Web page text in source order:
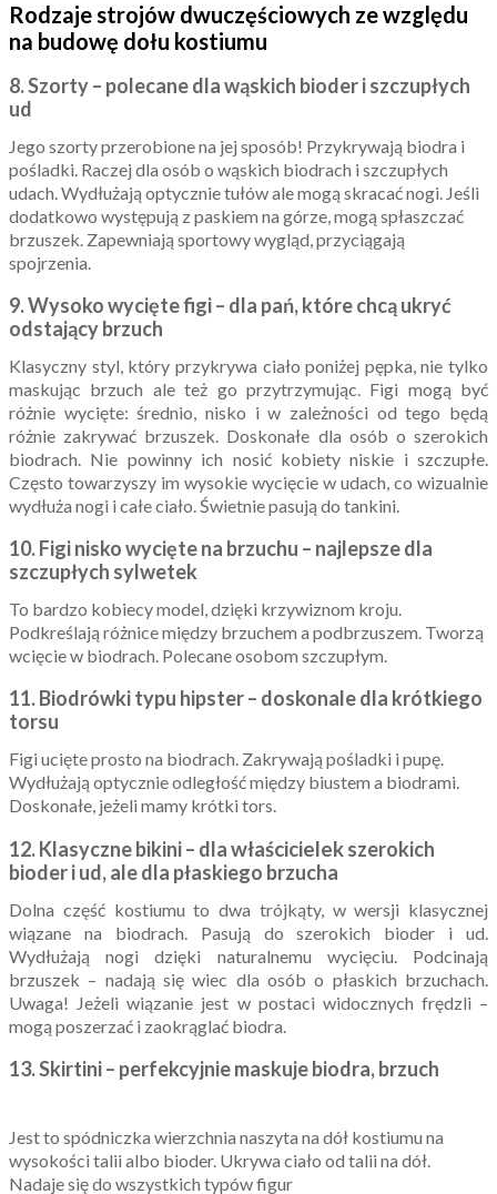
Rodzaje strojów dwuczęściowych ze względu
na budowę dołu kostiumu
8. Szorty – polecane dla wąskich bioder i szczupłych
ud
Jego szorty przerobione na jej sposób! Przykrywają biodra i
pośladki. Raczej dla osób o wąskich biodrach i szczupłych
udach. Wydłużają optycznie tułów ale mogą skracać nogi. Jeśli
dodatkowo występują z paskiem na górze, mogą spłaszczać
brzuszek. Zapewniają sportowy wygląd, przyciągają
spojrzenia.
9. Wysoko wycięte figi – dla pań, które chcą ukryć
odstający brzuch
Klasyczny styl, który przykrywa ciało poniżej pępka, nie tylko
maskując brzuch ale też go przytrzymując. Figi mogą być
różnie wycięte: średnio, nisko i w zależności od tego będą
różnie zakrywać brzuszek. Doskonałe dla osób o szerokich
biodrach. Nie powinny ich nosić kobiety niskie i szczupłe.
Często towarzyszy im wysokie wycięcie w udach, co wizualnie
wydłuża nogi i całe ciało. Świetnie pasują do tankini.
10. Figi nisko wycięte na brzuchu – najlepsze dla
szczupłych sylwetek
To bardzo kobiecy model, dzięki krzywiznom kroju.
Podkreślają różnice między brzuchem a podbrzuszem. Tworzą
wcięcie w biodrach. Polecane osobom szczupłym.
11. Biodrówki typu hipster – doskonale dla krótkiego
torsu
Figi ucięte prosto na biodrach. Zakrywają pośladki i pupę.
Wydłużają optycznie odległość między biustem a biodrami.
Doskonałe, jeżeli mamy krótki tors.
12. Klasyczne bikini – dlawłaścicielekszerokich
bioder i ud, ale dla płaskiego brzucha
Dolna część kostiumu to dwa trójkąty, w wersji klasycznej
wiązane na biodrach. Pasują do szerokich bioder i ud.
Wydłużają nogi dzięki naturalnemu wycięciu. Podcinają
brzuszek – nadają się wiec dla osób o płaskich brzuchach.
Uwaga! Jeżeli wiązanie jest w postaci widocznych frędzli –
mogą poszerzać i zaokrąglać biodra.
13. Skirtini – perfekcyjnie maskuje biodra, brzuch
Jest to spódniczka wierzchnia naszyta na dół kostiumu na
wysokości talii albo bioder. Ukrywa ciało od talii na dół.
Nadaje się do wszystkich typów figur